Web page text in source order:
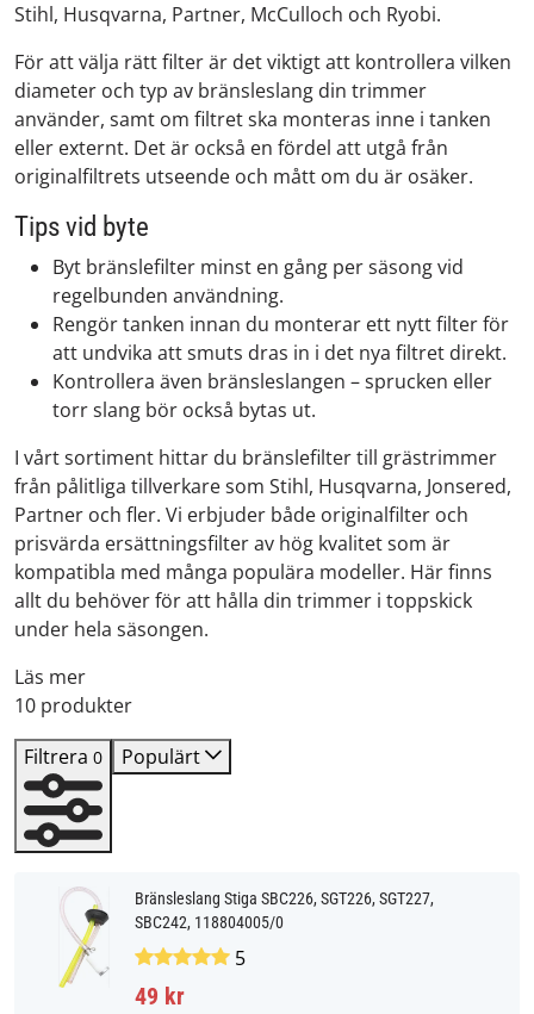
Stihl, Husqvarna, Partner, McCulloch och Ryobi.
För att välja rätt filter är det viktigt att kontrollera vilken
diameter och typ av bränsleslang din trimmer
använder, samt om filtret ska monteras inne i tanken
eller externt. Det är också en fördel att utgå från
originalfiltrets utseende och mått om du är osäker.
Tips vid byte
Byt bränslefilter minst en gång per säsong vid
regelbunden användning.
Rengör tanken innan du monterar ett nytt filter för
att undvika att smuts dras in i det nya filtret direkt.
Kontrollera även bränsleslangen – sprucken eller
torr slang bör också bytas ut.
I vårt sortiment hittar du bränslefilter till grästrimmer
från pålitliga tillverkare som Stihl, Husqvarna, Jonsered,
Partner och fler. Vi erbjuder både originalfilter och
prisvärda ersättningsfilter av hög kvalitet som är
kompatibla med många populära modeller. Här finns
allt du behöver för att hålla din trimmer i toppskick
under hela säsongen.
Läs mer
10 produkter
Filtrera 0 Populärt
Bränsleslang Stiga SBC226, SGT226, SGT227,
SBC242, 118804005/0
5
49 kr